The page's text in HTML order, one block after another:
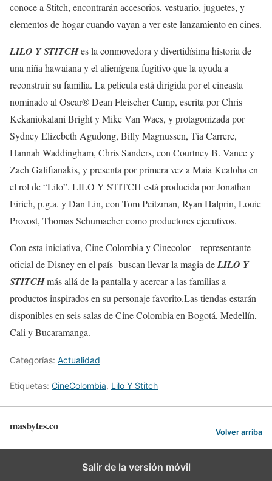
conoce a Stitch, encontrarán accesorios, vestuario, juguetes, y
elementos de hogar cuando vayan a ver este lanzamiento en cines.
LILO Y STITCHes la conmovedora y divertidísima historia de
una niña hawaiana y el alienígena fugitivo que la ayuda a
reconstruir su familia. La película está dirigida por el cineasta
nominado al Oscar® Dean Fleischer Camp, escrita por Chris
Kekaniokalani Bright y Mike Van Waes, y protagonizada por
Sydney Elizebeth Agudong, Billy Magnussen, Tia Carrere,
Hannah Waddingham, Chris Sanders, con Courtney B. Vance y
Zach Galifianakis, y presenta por primera vez a Maia Kealoha en
el rol de “Lilo”. LILO Y STITCH está producida por Jonathan
Eirich, p.g.a. y Dan Lin, con Tom Peitzman, Ryan Halprin, Louie
Provost, Thomas Schumacher como productores ejecutivos.
Con esta iniciativa, Cine Colombia y Cinecolor – representante
oficial de Disney en el país- buscan llevar la magia deLILO Y
STITCHmás allá de la pantalla y acercar a las familias a
productos inspirados en su personaje favorito.Las tiendas estarán
disponibles en seis salas de Cine Colombia en Bogotá, Medellín,
Cali y Bucaramanga.
Categorías: Actualidad
Etiquetas: CineColombia, Lilo Y Stitch
masbytes.co Volver arriba
Salir de la versión móvil